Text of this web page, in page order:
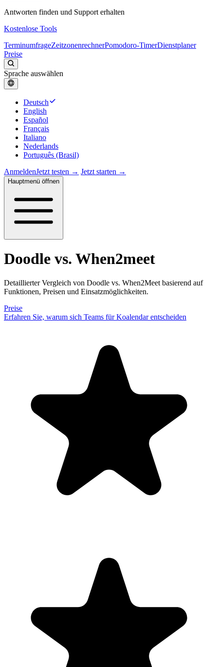
Antworten finden und Support erhalten
Kostenlose Tools
TerminumfrageZeitzonenrechnerPomodoro-TimerDienstplaner
Preise
Sprache auswählen
Deutsch
English
Español
Français
Italiano
Nederlands
Português (Brasil)
AnmeldenJetzt testen → Jetzt starten →
Hauptmenü öffnen
Doodle vs. When2meet
Detaillierter Vergleich von Doodle vs. When2Meet basierend auf
Funktionen, Preisen und Einsatzmöglichkeiten.
Preise
Erfahren Sie, warum sich Teams für Koalendar entscheiden